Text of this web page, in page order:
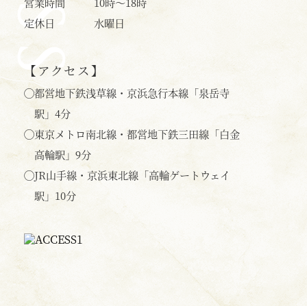
定休日
水曜日
【アクセス】
◯都営地下鉄浅草線・京浜急行本線「泉岳寺
駅」4分
◯東京メトロ南北線・都営地下鉄三田線「白金
高輪駅」9分
◯JR山手線・京浜東北線「高輪ゲートウェイ
駅」10分